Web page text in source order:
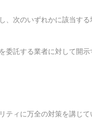
、次のいずれかに該当する
委託する業者に対して開示
ティに万全の対策を講じて